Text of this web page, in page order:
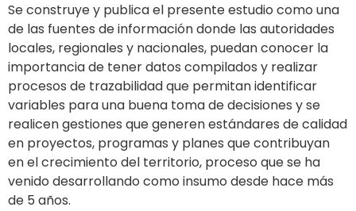
Se construye y publica el presente estudio como una
de las fuentes de información donde las autoridades
locales, regionales y nacionales, puedan conocer la
importancia de tener datos compilados y realizar
procesos de trazabilidad que permitan identificar
variables para una buena toma de decisiones y se
realicen gestiones que generen estándares de calidad
en proyectos, programas y planes que contribuyan
en el crecimiento del territorio, proceso que se ha
venido desarrollando como insumo desde hace más
de 5 años.